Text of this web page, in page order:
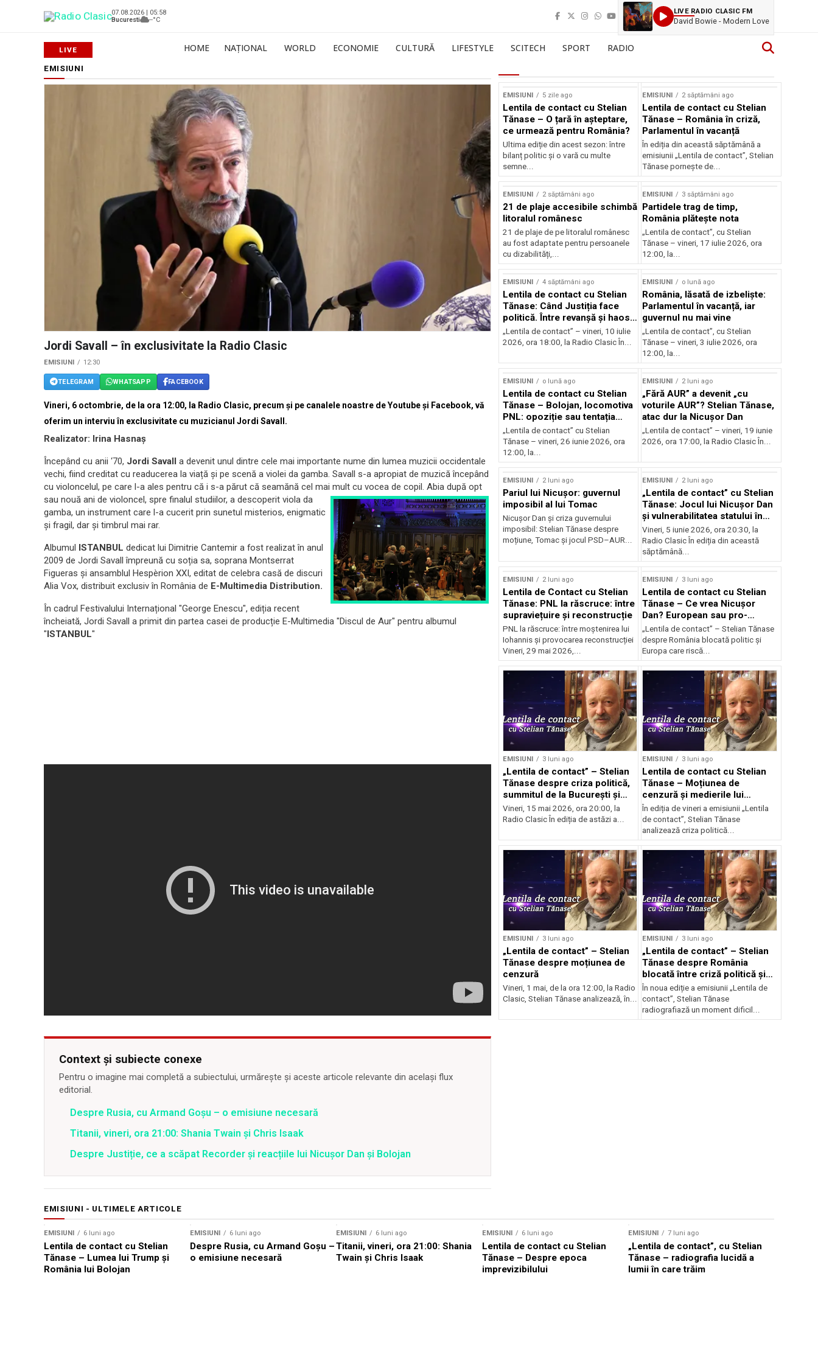
07.08.2026 | 05:58
Bucuresti
--°C
LIVE RADIO CLASIC FM
David Bowie - Modern Love
HOME NAȚIONAL WORLD ECONOMIE CULTURĂ LIFESTYLE SCITECH SPORT RADIO
EMISIUNI
Jordi Savall – în exclusivitate la Radio Clasic
EMISIUNI 12:30
TELEGRAM WHATSAPP FACEBOOK
Vineri, 6 octombrie, de la ora 12:00, la Radio Clasic, precum și pe canalele noastre de Youtube și Facebook, vă
oferim un interviu în exclusivitate cu muzicianul Jordi Savall.
Realizator: Irina Hasnaș
Începând cu anii ‘70, Jordi Savall a devenit unul dintre cele mai importante nume din lumea muzicii occidentale
vechi, fiind creditat cu readucerea la viață și pe scenă a violei da gamba. Savall s-a apropiat de muzică începând
cu violoncelul, pe care l-a ales pentru că i s-a părut că seamănă cel mai mult cu vocea de copil. Abia după opt
sau nouă ani de violoncel, spre finalul studiilor, a descoperit viola da
gamba, un instrument care l-a cucerit prin sunetul misterios, enigmatic
și fragil, dar și timbrul mai rar.
Albumul ISTANBUL dedicat lui Dimitrie Cantemir a fost realizat în anul
2009 de Jordi Savall împreună cu soția sa, soprana Montserrat
Figueras și ansamblul Hespèrion XXI, editat de celebra casă de discuri
Alia Vox, distribuit exclusiv în România de E-Multimedia Distribution.
În cadrul Festivalului Internațional "George Enescu", ediția recent
încheiată, Jordi Savall a primit din partea casei de producție E-Multimedia "Discul de Aur" pentru albumul
"ISTANBUL"
Context și subiecte conexe
Pentru o imagine mai completă a subiectului, urmărește și aceste articole relevante din același flux
editorial.
Despre Rusia, cu Armand Goșu – o emisiune necesară
Titanii, vineri, ora 21:00: Shania Twain și Chris Isaak
Despre Justiție, ce a scăpat Recorder și reacțiile lui Nicușor Dan și Bolojan
EMISIUNI 5 zile ago
Lentila de contact cu Stelian
Tănase – O țară în așteptare,
ce urmează pentru România?
Ultima ediție din acest sezon: între
bilanț politic și o vară cu multe
semne...
EMISIUNI 2 săptămâni ago
Lentila de contact cu Stelian
Tănase – România în criză,
Parlamentul în vacanță
În ediția din această săptămână a
emisiunii „Lentila de contact”, Stelian
Tănase pornește de...
EMISIUNI 2 săptămâni ago
21 de plaje accesibile schimbă
litoralul românesc
21 de plaje de pe litoralul românesc
au fost adaptate pentru persoanele
cu dizabilități,...
EMISIUNI 3 săptămâni ago
Partidele trag de timp,
România plătește nota
„Lentila de contact”, cu Stelian
Tănase – vineri, 17 iulie 2026, ora
12:00, la...
EMISIUNI 4 săptămâni ago
Lentila de contact cu Stelian
Tănase: Când Justiția face
politică. Între revanșă și haos
instituțional
„Lentila de contact” – vineri, 10 iulie
2026, ora 18:00, la Radio Clasic În...
EMISIUNI o lună ago
România, lăsată de izbeliște:
Parlamentul în vacanță, iar
guvernul nu mai vine
„Lentila de contact”, cu Stelian
Tănase – vineri, 3 iulie 2026, ora
12:00, la...
EMISIUNI o lună ago
Lentila de contact cu Stelian
Tănase – Bolojan, locomotiva
PNL: opoziție sau tentația
puterii?
„Lentila de contact” cu Stelian
Tănase – vineri, 26 iunie 2026, ora
12:00, la...
EMISIUNI 2 luni ago
„Fără AUR” a devenit „cu
voturile AUR”? Stelian Tănase,
atac dur la Nicușor Dan
„Lentila de contact” – vineri, 19 iunie
2026, ora 17:00, la Radio Clasic În...
EMISIUNI 2 luni ago
Pariul lui Nicușor: guvernul
imposibil al lui Tomac
Nicușor Dan și criza guvernului
imposibil: Stelian Tănase despre
moțiune, Tomac și jocul PSD–AUR...
EMISIUNI 2 luni ago
„Lentila de contact” cu Stelian
Tănase: Jocul lui Nicușor Dan
și vulnerabilitatea statului în
fața crizelor
Vineri, 5 iunie 2026, ora 20:30, la
Radio Clasic În ediția din această
săptămână...
EMISIUNI 2 luni ago
Lentila de Contact cu Stelian
Tănase: PNL la răscruce: între
supraviețuire și reconstrucție
PNL la răscruce: între moștenirea lui
Iohannis și provocarea reconstrucției
Vineri, 29 mai 2026,...
EMISIUNI 3 luni ago
Lentila de contact cu Stelian
Tănase – Ce vrea Nicușor
Dan? European sau pro-
occidental?
„Lentila de contact” – Stelian Tănase
despre România blocată politic și
Europa care riscă...
EMISIUNI 3 luni ago
„Lentila de contact” – Stelian
Tănase despre criza politică,
summitul de la București și
ascensiunea lui Bolojan
Vineri, 15 mai 2026, ora 20:00, la
Radio Clasic În ediția de astăzi a...
EMISIUNI 3 luni ago
Lentila de contact cu Stelian
Tănase – Moțiunea de
cenzură și medierile lui
Nicușor
În ediția de vineri a emisiunii „Lentila
de contact”, Stelian Tănase
analizează criza politică...
EMISIUNI 3 luni ago
„Lentila de contact” – Stelian
Tănase despre moțiunea de
cenzură
Vineri, 1 mai, de la ora 12:00, la Radio
Clasic, Stelian Tănase analizează, în...
EMISIUNI 3 luni ago
„Lentila de contact” – Stelian
Tănase despre România
blocată între criză politică și
scumpiri
În noua ediție a emisiunii „Lentila de
contact”, Stelian Tănase
radiografiază un moment dificil...
EMISIUNI - ULTIMELE ARTICOLE
EMISIUNI 6 luni ago
Lentila de contact cu Stelian
Tănase – Lumea lui Trump și
România lui Bolojan
EMISIUNI 6 luni ago
Despre Rusia, cu Armand Goșu –
o emisiune necesară
EMISIUNI 6 luni ago
Titanii, vineri, ora 21:00: Shania
Twain și Chris Isaak
EMISIUNI 6 luni ago
Lentila de contact cu Stelian
Tănase – Despre epoca
imprevizibilului
EMISIUNI 7 luni ago
„Lentila de contact”, cu Stelian
Tănase – radiografia lucidă a
lumii în care trăim